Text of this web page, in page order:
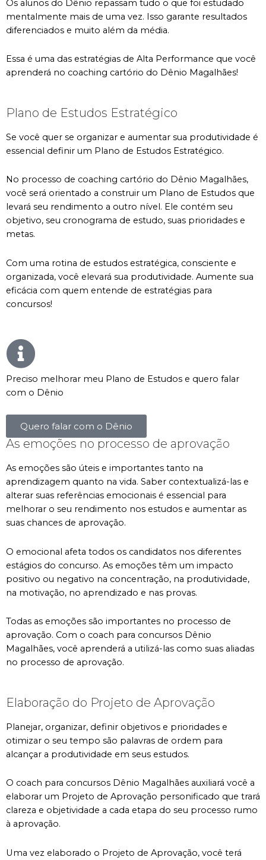
Os alunos do Dênio repassam tudo o que foi estudado
mentalmente mais de uma vez. Isso garante resultados
diferenciados e muito além da média.
Essa é uma das estratégias de Alta Performance que você
aprenderá no coaching cartório do Dênio Magalhães!
Plano de Estudos Estratégico
Se você quer se organizar e aumentar sua produtividade é
essencial definir um Plano de Estudos Estratégico.
No processo de coaching cartório do Dênio Magalhães,
você será orientado a construir um Plano de Estudos que
levará seu rendimento a outro nível. Ele contém seu
objetivo, seu cronograma de estudo, suas prioridades e
metas.
Com uma rotina de estudos estratégica, consciente e
organizada, você elevará sua produtividade. Aumente sua
eficácia com quem entende de estratégias para
concursos!
Preciso melhorar meu Plano de Estudos e quero falar
com o Dênio
Quero falar com o Dênio
As emoções no processo de aprovação
As emoções são úteis e importantes tanto na
aprendizagem quanto na vida. Saber contextualizá-las e
alterar suas referências emocionais é essencial para
melhorar o seu rendimento nos estudos e aumentar as
suas chances de aprovação.
O emocional afeta todos os candidatos nos diferentes
estágios do concurso. As emoções têm um impacto
positivo ou negativo na concentração, na produtividade,
na motivação, no aprendizado e nas provas.
Todas as emoções são importantes no processo de
aprovação. Com o coach para concursos Dênio
Magalhães, você aprenderá a utilizá-las como suas aliadas
no processo de aprovação.
Elaboração do Projeto de Aprovação
Planejar, organizar, definir objetivos e prioridades e
otimizar o seu tempo são palavras de ordem para
alcançar a produtividade em seus estudos.
O coach para concursos Dênio Magalhães auxiliará você a
elaborar um Projeto de Aprovação personificado que trará
clareza e objetividade a cada etapa do seu processo rumo
à aprovação.
Uma vez elaborado o Projeto de Aprovação, você terá